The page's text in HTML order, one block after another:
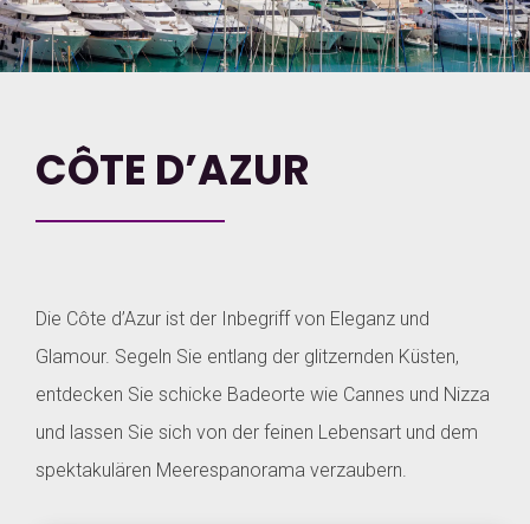
CÔTE D’AZUR
Die Côte d’Azur ist der Inbegriff von Eleganz und
Glamour. Segeln Sie entlang der glitzernden Küsten,
entdecken Sie schicke Badeorte wie Cannes und Nizza
und lassen Sie sich von der feinen Lebensart und dem
spektakulären Meerespanorama verzaubern.